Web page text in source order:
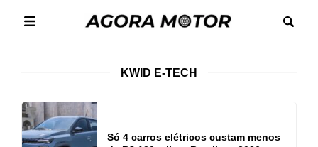
KWID E-TECH
Só 4 carros elétricos custam menos